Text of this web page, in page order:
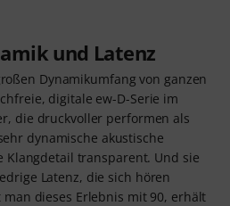
und Latenz
Dynamikumfang von ganzen
digitale ew-D-Serie im
die druckvoller performen als
dynamische akustische
Klangdetail transparent. Und sie
Latenz, die sich hören
dieses Erlebnis mit 90, erhält